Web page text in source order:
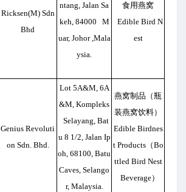
Ricksen(M) Sdn
Bhd
ntang, Jalan Sa
keh, 84000 M
uar, Johor ,Mala
ysia.
食用燕窝
Edible Bird N
est
Genius Revoluti
on Sdn. Bhd.
Lot 5A&M, 6A
&M, Kompleks
Selayang, Bat
u 8 1/2, Jalan Ip
oh, 68100, Batu
Caves, Selango
r, Malaysia.
燕窝制品（瓶
装燕窝饮料）
Edible Birdnes
t Products（Bo
ttled Bird Nest
Beverage）